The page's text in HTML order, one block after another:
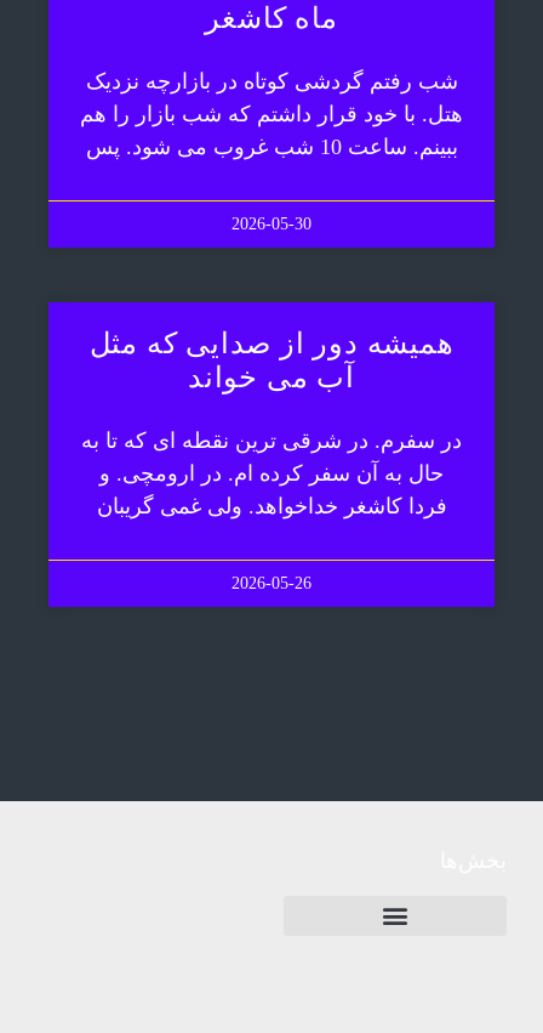
ماه کاشغر
شب رفتم گردشی کوتاه در بازارچه نزدیک
هتل. با خود قرار داشتم که شب بازار را هم
ببینم. ساعت 10 شب غروب می شود. پس
2026-05-30
همیشه دور از صدایی که مثل
آب می خواند
در سفرم. در شرقی ترین نقطه ای که تا به
حال به آن سفر کرده ام. در ارومچی. و
فردا کاشغر خداخواهد. ولی غمی گریبان
2026-05-26